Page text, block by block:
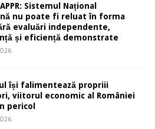
APPR: Sistemul Național
nu poate fi reluat în forma
evaluări independente,
și eficiență demonstrate
își falimentează propriii
viitorul economic al României
pericol